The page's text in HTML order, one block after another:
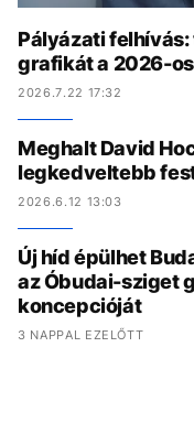
Pályázati
grafikát a 2026-
2026.7.22 17:32
Meghalt David
legkedveltebb
2026.6.12 13:03
Új híd épülhet
az Óbudai-sziget
koncepcióját
3 NAPPAL EZELŐTT